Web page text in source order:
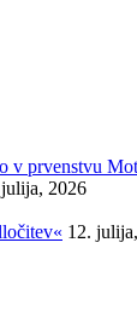
v prvenstvu
2026
12.